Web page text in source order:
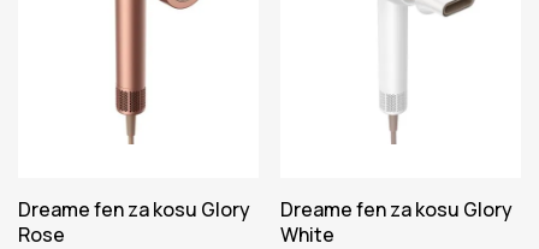
Dreame fen za kosu Glory
Rose
Dreame fen za kosu Glory
White